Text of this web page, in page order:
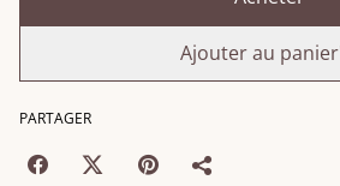
Ajouter au panier
PARTAGER